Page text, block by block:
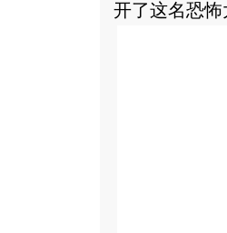
开了这名恐